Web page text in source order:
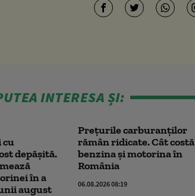
INTERESA ȘI:
cu
depășită.
în a
august
Prețurile carburanților
rămân ridicate. Cât costă
benzina și motorina în
România
06.08.2026 08:19